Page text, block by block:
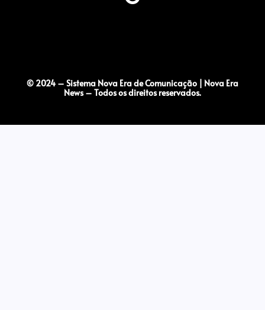
© 2024 – Sistema Nova Era de Comunicação | Nova Era
News – Todos os direitos reservados.